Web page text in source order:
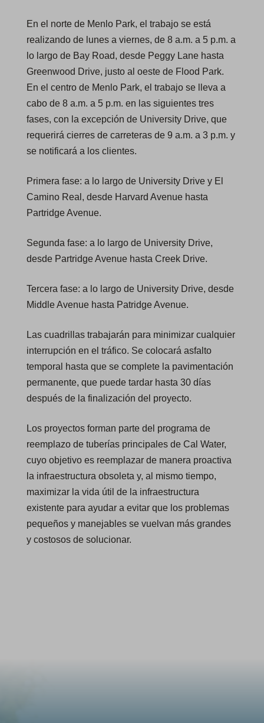
En el norte de Menlo Park, el trabajo se está
realizando de lunes a viernes, de 8 a.m. a 5 p.m. a
lo largo de Bay Road, desde Peggy Lane hasta
Greenwood Drive, justo al oeste de Flood Park.
En el centro de Menlo Park, el trabajo se lleva a
cabo de 8 a.m. a 5 p.m. en las siguientes tres
fases, con la excepción de University Drive, que
requerirá cierres de carreteras de 9 a.m. a 3 p.m. y
se notificará a los clientes.
Primera fase: a lo largo de University Drive y El
Camino Real, desde Harvard Avenue hasta
Partridge Avenue.
Segunda fase: a lo largo de University Drive,
desde Partridge Avenue hasta Creek Drive.
Tercera fase: a lo largo de University Drive, desde
Middle Avenue hasta Patridge Avenue.
Las cuadrillas trabajarán para minimizar cualquier
interrupción en el tráfico. Se colocará asfalto
temporal hasta que se complete la pavimentación
permanente, que puede tardar hasta 30 días
después de la finalización del proyecto.
Los proyectos forman parte del programa de
reemplazo de tuberías principales de Cal Water,
cuyo objetivo es reemplazar de manera proactiva
la infraestructura obsoleta y, al mismo tiempo,
maximizar la vida útil de la infraestructura
existente para ayudar a evitar que los problemas
pequeños y manejables se vuelvan más grandes
y costosos de solucionar.